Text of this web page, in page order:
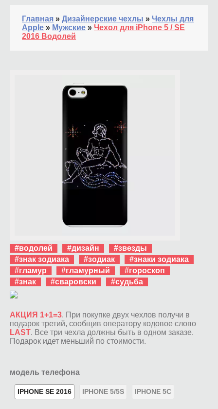
Главная » Дизайнерские чехлы » Чехлы для
Apple » Мужские » Чехол для iPhone 5 / SE
2016 Водолей
#водолей #дизайн
#звезды
#знак зодиака
#зодиак
#знаки зодиака
#гламур
#гламурный
#гороскоп
#знак
#сваровски #судьба
АКЦИЯ 1+1=3. При покупке двух чехлов получи в
подарок третий, сообщив оператору кодовое слово
LAST. Все три чехла должны быть в одном заказе.
Подарок идет меньший по стоимости.
модель телефона
IPHONE SE 2016 IPHONE 5/5S IPHONE 5C